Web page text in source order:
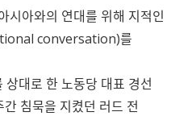
시아와의 연대를 위해 지적인
conversation)를
대로 한 노동당 대표 경선
침묵을 지켰던 러드 전